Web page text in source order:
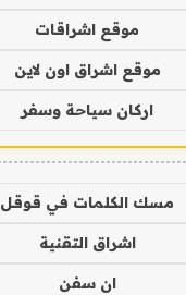
موقع اشراقات
موقع اشراق اون لاين
اركان سياحة وسفر
مسك الكلمات في قوقل
اشراق التقنية
ان سفن